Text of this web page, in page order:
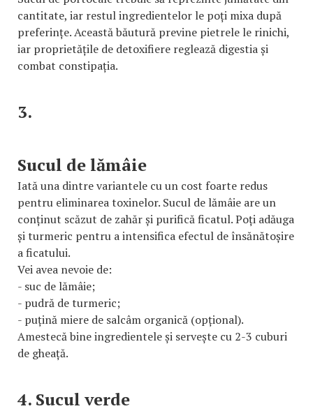
cantitate, iar restul ingredientelor le poți mixa după
preferințe. Această băutură previne pietrele le rinichi,
iar proprietățile de detoxifiere reglează digestia și
combat constipația.
3.
Sucul de lămâie
Iată una dintre variantele cu un cost foarte redus
pentru eliminarea toxinelor. Sucul de lămâie are un
conținut scăzut de zahăr și purifică ficatul. Poți adăuga
și turmeric pentru a intensifica efectul de însănătoșire
a ficatului.
Vei avea nevoie de:
- suc de lămâie;
- pudră de turmeric;
- puțină miere de salcâm organică (opțional).
Amestecă bine ingredientele și servește cu 2-3 cuburi
de gheață.
4. Sucul verde